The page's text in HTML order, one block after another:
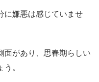
に嫌悪は感じていませ
面があり、思春期らしい
。